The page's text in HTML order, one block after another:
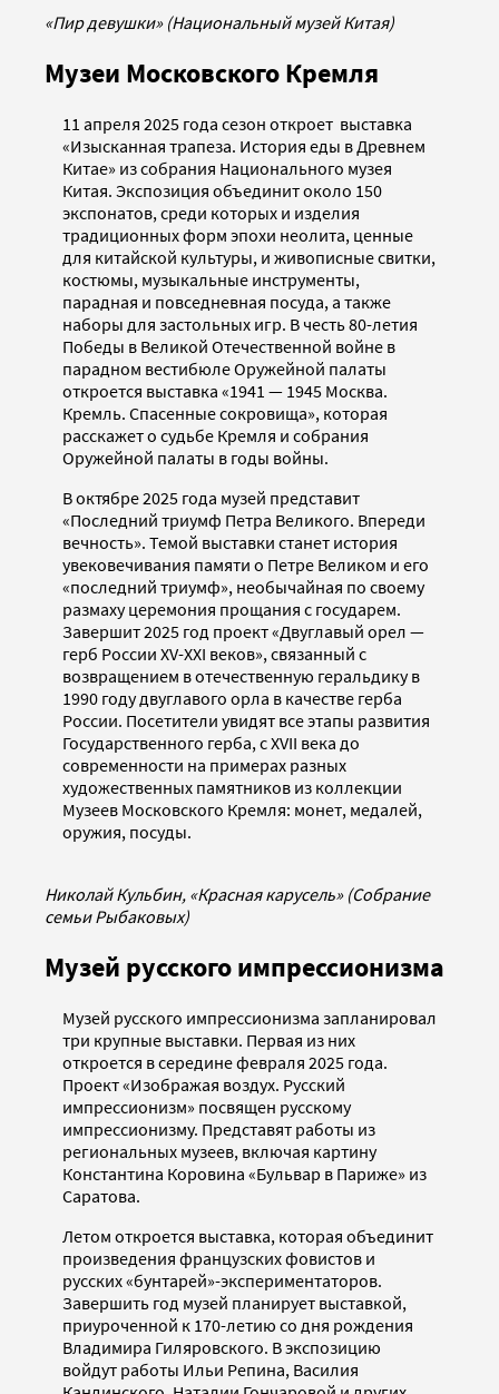
«Пир девушки» (Национальный музей Китая)
Музеи Московского Кремля
11 апреля 2025 года сезон откроет выставка
«Изысканная трапеза. История еды в Древнем
Китае» из собрания Национального музея
Китая. Экспозиция объединит около 150
экспонатов, среди которых и изделия
традиционных форм эпохи неолита, ценные
для китайской культуры, и живописные свитки,
костюмы, музыкальные инструменты,
парадная и повседневная посуда, а также
наборы для застольных игр. В честь 80-летия
Победы в Великой Отечественной войне в
парадном вестибюле Оружейной палаты
откроется выставка «1941 — 1945 Москва.
Кремль. Спасенные сокровища», которая
расскажет о судьбе Кремля и собрания
Оружейной палаты в годы войны.
В октябре 2025 года музей представит
«Последний триумф Петра Великого. Впереди
вечность». Темой выставки станет история
увековечивания памяти о Петре Великом и его
«последний триумф», необычайная по своему
размаху церемония прощания с государем.
Завершит 2025 год проект «Двуглавый орел —
герб России XV-XXI веков», связанный с
возвращением в отечественную геральдику в
1990 году двуглавого орла в качестве герба
России. Посетители увидят все этапы развития
Государственного герба, c XVII века до
современности на примерах разных
художественных памятников из коллекции
Музеев Московского Кремля: монет, медалей,
оружия, посуды.
Николай Кульбин, «Красная карусель» (Собрание
семьи Рыбаковых)
Музей русского импрессионизма
Музей русского импрессионизма запланировал
три крупные выставки. Первая из них
откроется в середине февраля 2025 года.
Проект «Изображая воздух. Русский
импрессионизм» посвящен русскому
импрессионизму. Представят работы из
региональных музеев, включая картину
Константина Коровина «Бульвар в Париже» из
Саратова.
Летом откроется выставка, которая объединит
произведения французских фовистов и
русских «бунтарей»-экспериментаторов.
Завершить год музей планирует выставкой,
приуроченной к 170-летию со дня рождения
Владимира Гиляровского. В экспозицию
войдут работы Ильи Репина, Василия